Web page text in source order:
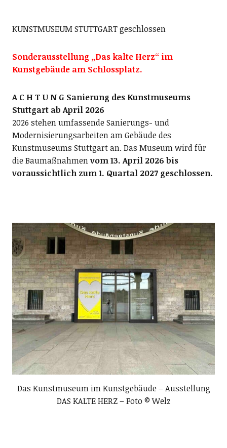
KUNSTMUSEUM STUTTGART geschlossen
Sonderausstellung „Das kalte Herz“ im
Kunstgebäude am Schlossplatz.
A C H T U N G Sanierung des Kunstmuseums
Stuttgart ab April 2026
2026 stehen umfassende Sanierungs- und
Modernisierungsarbeiten am Gebäude des
Kunstmuseums Stuttgart an. Das Museum wird für
die Baumaßnahmenvom 13. April 2026 bis
voraussichtlich zum 1. Quartal 2027 geschlossen.
Das Kunstmuseum im Kunstgebäude – Ausstellung
DAS KALTE HERZ – Foto © Welz